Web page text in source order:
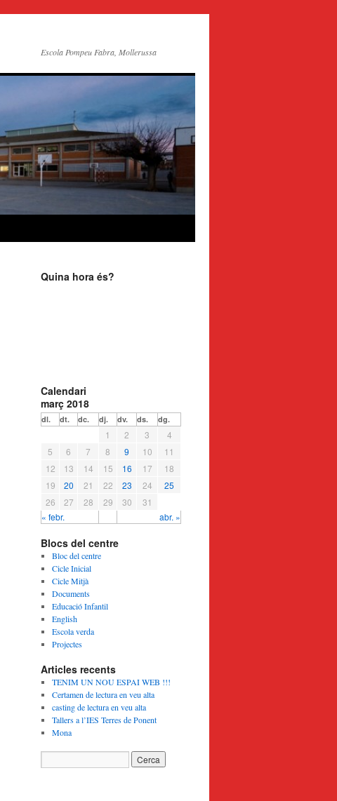
Escola Pompeu Fabra, Mollerussa
Quina hora és?
Calendari
març 2018
dl. dt. dc. dj. dv. ds. dg.
« febr. abr. »
1 2 3
4
5
6 7 8 9 10
11
12
13 14 15 16 17
18
19
20 21 22 23 24
25
26
27 28 29 30 31
Blocs del centre
Bloc del centre
Cicle Inicial
Cicle Mitjà
Documents
Educació Infantil
English
Escola verda
Projectes
Articles recents
TENIM UN NOU ESPAI WEB !!!
Certamen de lectura en veu alta
casting de lectura en veu alta
Tallers a l’IES Terres de Ponent
Mona